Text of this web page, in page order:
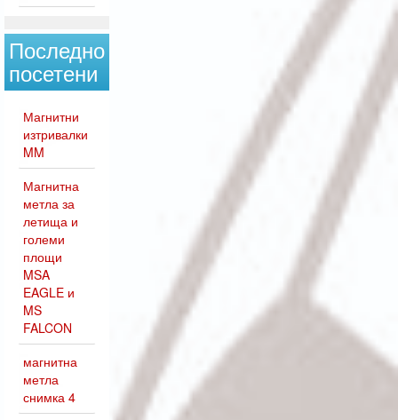
Последно
посетени
Магнитни
изтривалки
MM
Магнитна
метла за
летища и
големи
площи
MSA
EAGLE и
MS
FALCON
магнитна
метла
снимка 4